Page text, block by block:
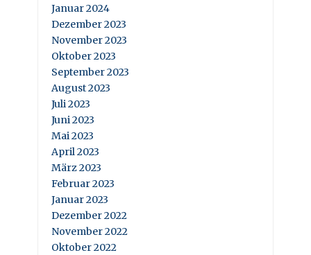
Januar 2024
Dezember 2023
November 2023
Oktober 2023
September 2023
August 2023
Juli 2023
Juni 2023
Mai 2023
April 2023
März 2023
Februar 2023
Januar 2023
Dezember 2022
November 2022
Oktober 2022